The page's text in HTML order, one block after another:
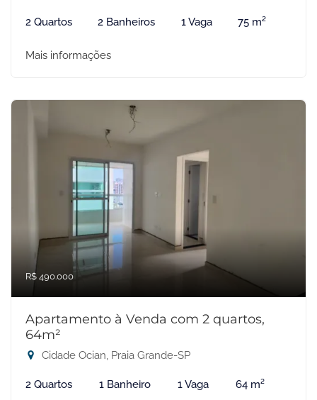
2 Quartos 2 Banheiros 1 Vaga 75 m²
Mais informações
R$ 490.000
Apartamento à Venda com 2 quartos,
64m²
Cidade Ocian, Praia Grande-SP
2 Quartos 1 Banheiro 1 Vaga 64 m²